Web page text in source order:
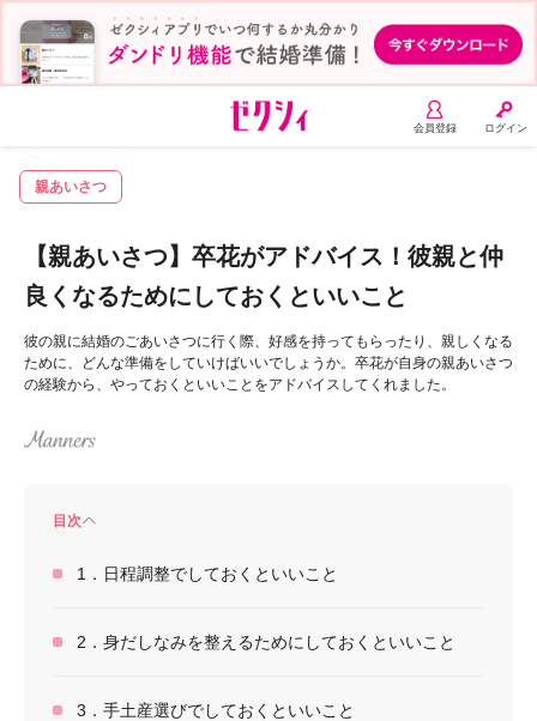
会員登録 ログイン
親あいさつ
【親あいさつ】卒花がアドバイス！彼親と仲
良くなるためにしておくといいこと
彼の親に結婚のごあいさつに行く際、好感を持ってもらったり、親しくなる
ために、どんな準備をしていけばいいでしょうか。卒花が自身の親あいさつ
の経験から、やっておくといいことをアドバイスしてくれました。
目次
1．日程調整でしておくといいこと
2．身だしなみを整えるためにしておくといいこと
3．手土産選びでしておくといいこと